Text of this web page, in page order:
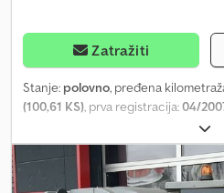
Zatražiti
Stanje: polovno, pređena
(100,61 KS), prva registracija:04/
, tip
CITYMASTER 200 /1411 – mašina za
Међуосовинско растојање – 1900
Укупна дужина – 4550 mm *